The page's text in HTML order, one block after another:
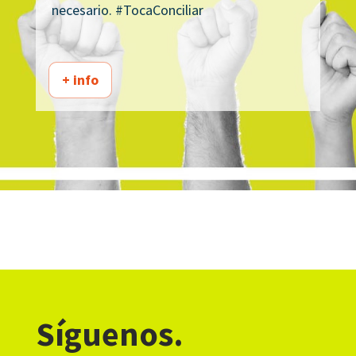
necesario. #TocaConciliar
+ info
Síguenos.